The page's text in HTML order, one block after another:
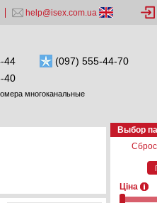
help@isex.com.ua
44
(097) 555-44-70
40
многоканальные
Выбор
Ціна